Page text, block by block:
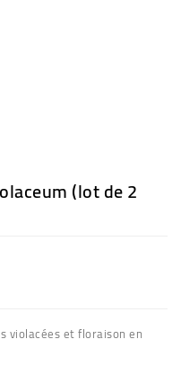
(lot de 2
violacées et floraison en